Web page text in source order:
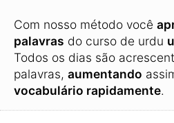
Com nosso método você
palavras do curso de urdu
Todos os dias são
palavras, aumentando
vocabulário rapidamente.